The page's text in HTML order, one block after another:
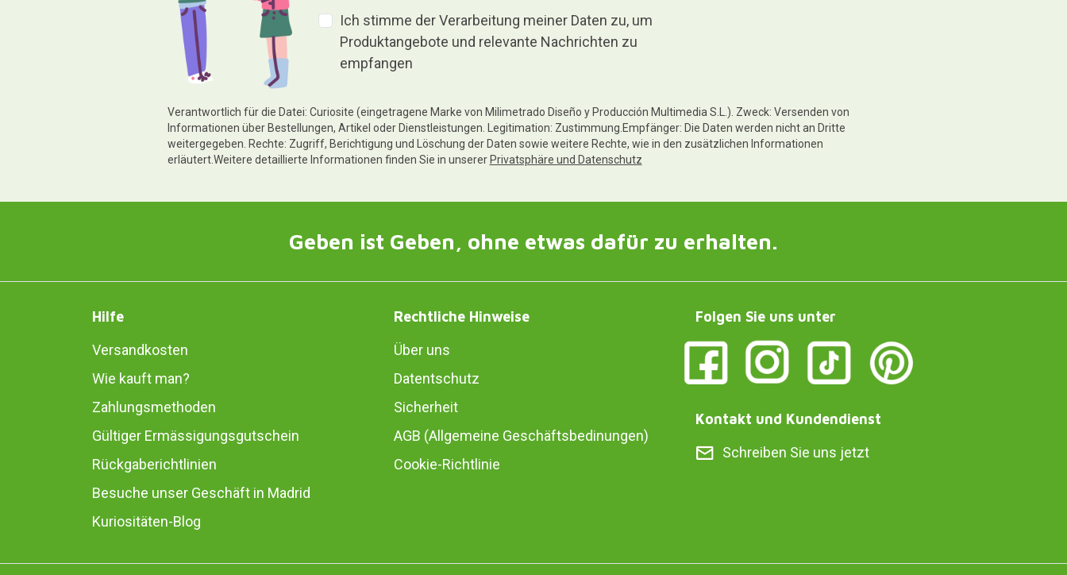
Ich stimme der Verarbeitung meiner Daten zu, um
Produktangebote und relevante Nachrichten zu
empfangen
Verantwortlich für die Datei: Curiosite (eingetragene Marke von Milimetrado Diseño y Producción Multimedia S.L.). Zweck: Versenden von
Informationen über Bestellungen, Artikel oder Dienstleistungen. Legitimation: Zustimmung.Empfänger: Die Daten werden nicht an Dritte
weitergegeben. Rechte: Zugriff, Berichtigung und Löschung der Daten sowie weitere Rechte, wie in den zusätzlichen Informationen
erläutert.Weitere detaillierte Informationen finden Sie in unserer Privatsphäre und Datenschutz
Geben ist Geben, ohne etwas dafür zu erhalten.
Hilfe
Versandkosten
Wie kauft man?
Zahlungsmethoden
Gültiger Ermässigungsgutschein
Rückgaberichtlinien
Besuche unser Geschäft in Madrid
Kuriositäten-Blog
Rechtliche Hinweise
Über uns
Datentschutz
Sicherheit
AGB (Allgemeine Geschäftsbedinungen)
Cookie-Richtlinie
Folgen Sie uns unter
Kontakt und Kundendienst
Schreiben Sie uns jetzt